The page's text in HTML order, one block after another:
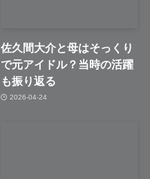
佐久間大介と母はそっくり
で元アイドル？当時の活躍
も振り返る
2026-04-24